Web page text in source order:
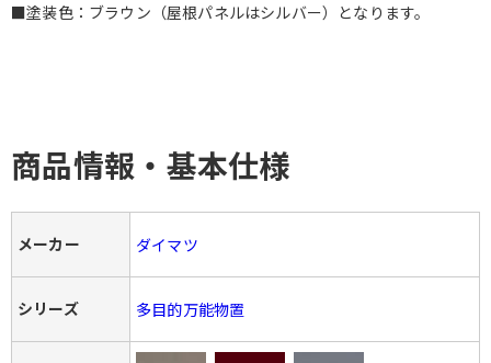
■塗装色：ブラウン（屋根パネルはシルバー）となります。
商品情報・基本仕様
メーカー ダイマツ
シリーズ 多目的万能物置